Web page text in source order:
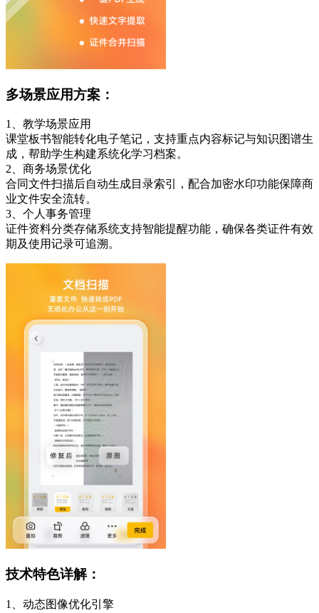
多场景应用方案：
1、教学场景应用
课堂板书智能转化电子笔记，支持重点内容标记与知识图谱生
成，帮助学生构建系统化学习档案。
2、商务场景优化
合同文件扫描后自动生成目录索引，配合加密水印功能保障商
业文件安全流转。
3、个人事务管理
证件资料分类存储系统支持智能提醒功能，确保各类证件有效
期及使用记录可追溯。
技术特色详解：
1、动态图像优化引擎